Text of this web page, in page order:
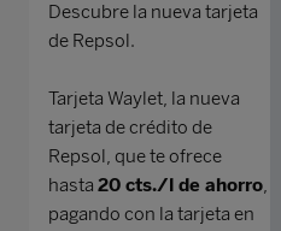
Descubre la nueva tarjeta
de Repsol.
Tarjeta Waylet, la nueva
tarjeta de crédito de
Repsol, que te ofrece
hasta 20 cts./l de ahorro,
pagando con la tarjeta en